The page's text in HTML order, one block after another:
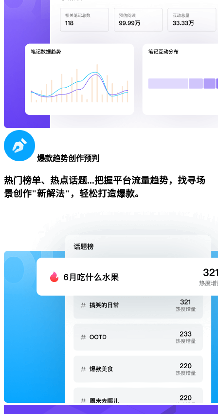
爆款趋势创作预判
热门榜单、热点话题...把握平台流量趋势，找寻场
景创作"新解法"，轻松打造爆款。